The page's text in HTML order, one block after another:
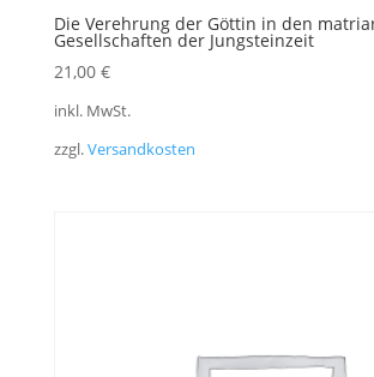
Die Verehrung der Göttin in den
Gesellschaften der Jungsteinzeit
21,00 €
inkl. MwSt.
zzgl.Versandkosten